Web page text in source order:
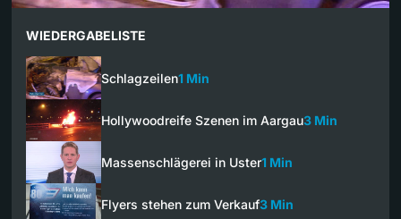
WIEDERGABELISTE
Schlagzeilen1 Min
Hollywoodreife Szenen im Aargau3 Min
Massenschlägerei in Uster1 Min
Flyers stehen zum Verkauf3 Min